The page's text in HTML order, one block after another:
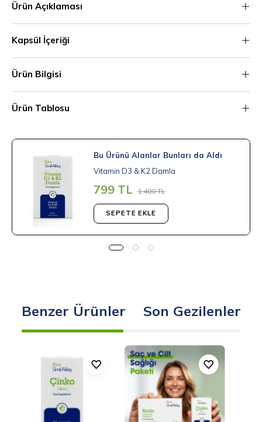
Ürün Açıklaması
Kapsül İçeriği
Ürün Bilgisi
Ürün Tablosu
Bu Ürünü Alanlar Bunları da Aldı
Vitamin D3 & K2 Damla
799 TL 1.400 TL
SEPETE EKLE
Benzer Ürünler Son Gezilenler
ve
Cilt
Sağlığı
Paketi